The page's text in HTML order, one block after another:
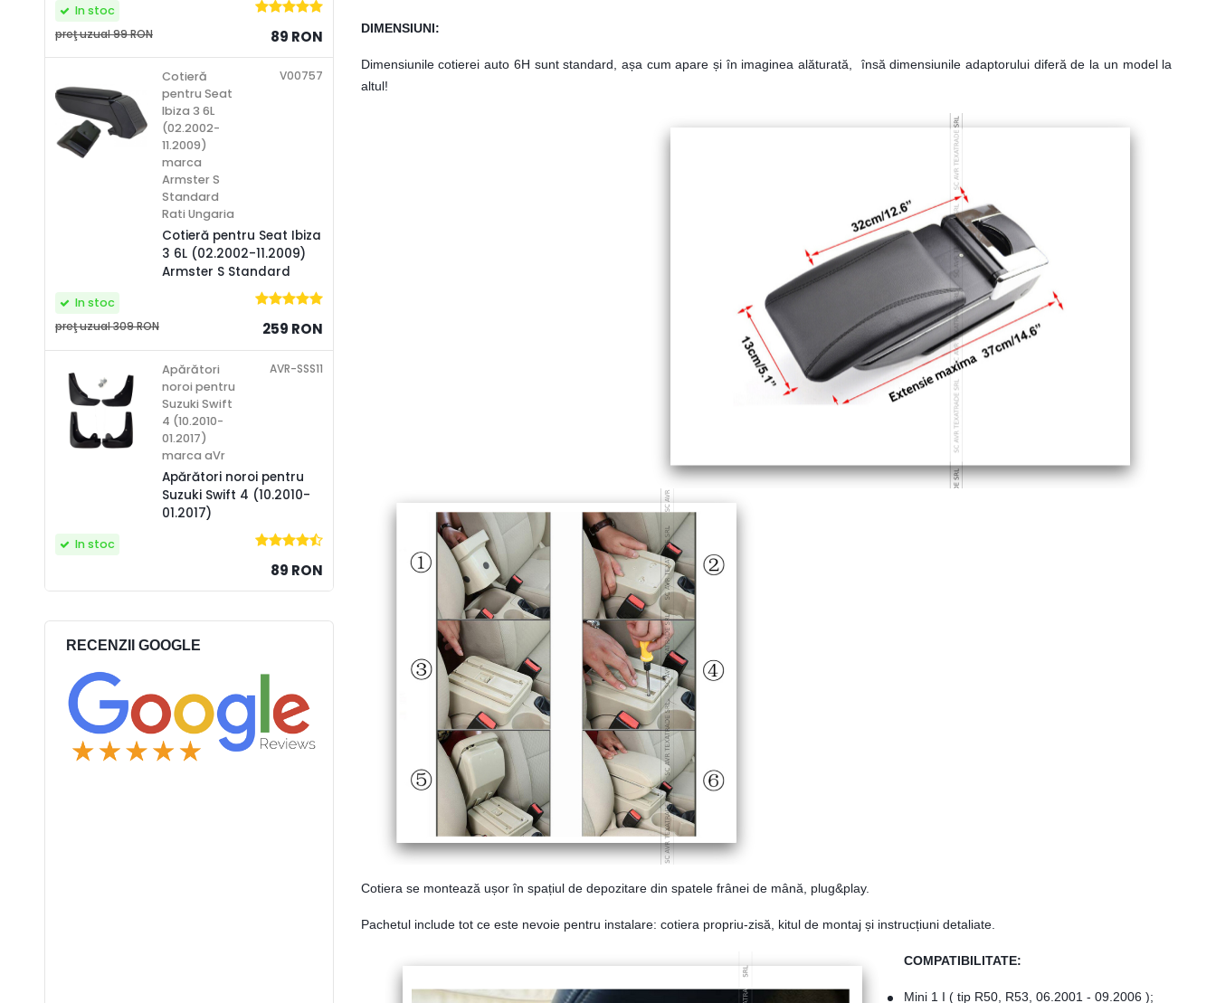
preţ uzual99 RON 89 RON
In stoc
Cotieră pentru Seat Ibiza
3 6L (02.2002-11.2009)
Armster S Standard
Cotieră
pentru Seat
Ibiza 3 6L
(02.2002-
11.2009)
marca
Armster S
Standard
Rati Ungaria
V00757
preţ uzual309 RON 259 RON
In stoc
Apărători noroi pentru
Suzuki Swift 4 (10.2010-
01.2017)
Apărători
noroi pentru
Suzuki Swift
4 (10.2010-
01.2017)
marca aVr
AVR-SSS11
89 RON
In stoc
RECENZII GOOGLE
DIMENSIUNI:
Dimensiunile cotierei auto 6H sunt standard, așa cum apare și în imaginea alăturată, însă dimensiunile adaptorului diferă de la un model la
altul!
Cotiera se montează ușor în spațiul de depozitare din spatele frânei de mână, plug&play.
Pachetul include tot ce este nevoie pentru instalare: cotiera propriu-zisă, kitul de montaj și instrucțiuni detaliate.
COMPATIBILITATE:
Mini 1 I ( tip R50, R53, 06.2001 - 09.2006 );